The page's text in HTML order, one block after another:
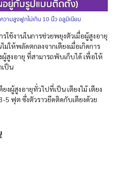
ามสูงฟูกไม่เกิน 10 นิ้ว อลูมิเนียม
ช้งานในการช่วยพยุงตัวเมื่อผู้สูงอายุ
ให้พลัดตกลงจากเตียงเมื่อเกิดการ
ผู้สูงอายุ ที่สามารถพับเก็บได้ เพื่อให้
เป็น
ยงผู้สูงอายุทั่วไปที่เป็นเตียงไม้ เตียง
5 ฟุต ซึ่งตัวราวยึดติดกับเตียงด้วย